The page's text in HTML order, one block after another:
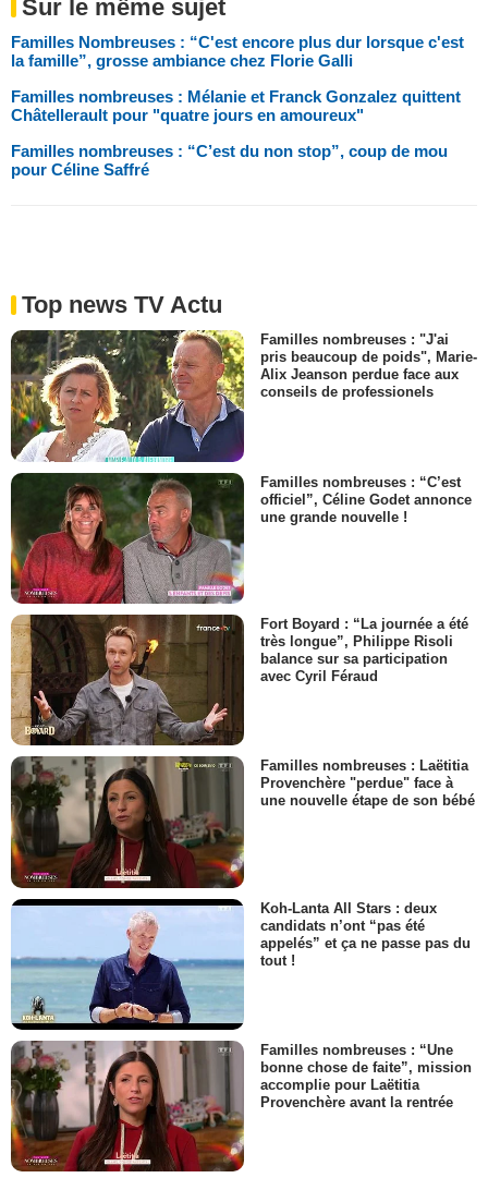
Sur le même sujet
Familles Nombreuses : “C'est encore plus dur lorsque c'est
la famille”, grosse ambiance chez Florie Galli
Familles nombreuses : Mélanie et Franck Gonzalez quittent
Châtellerault pour "quatre jours en amoureux"
Familles nombreuses : “C’est du non stop”, coup de mou
pour Céline Saffré
Top news TV Actu
Familles nombreuses : "J'ai
pris beaucoup de poids", Marie-
Alix Jeanson perdue face aux
conseils de professionels
Familles nombreuses : “C’est
officiel”, Céline Godet annonce
une grande nouvelle !
Fort Boyard : “La journée a été
très longue”, Philippe Risoli
balance sur sa participation
avec Cyril Féraud
Familles nombreuses : Laëtitia
Provenchère "perdue" face à
une nouvelle étape de son bébé
Koh-Lanta All Stars : deux
candidats n’ont “pas été
appelés” et ça ne passe pas du
tout !
Familles nombreuses : “Une
bonne chose de faite”, mission
accomplie pour Laëtitia
Provenchère avant la rentrée